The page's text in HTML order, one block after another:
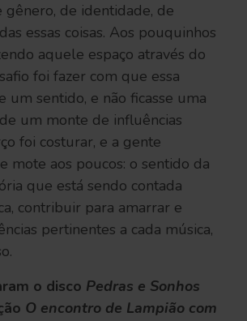
gênero, de identidade, de
essas coisas. Aos pouquinhos
aquele espaço através do
foi fazer com que essa
um sentido, e não ficasse uma
um monte de influências
foi costurar, e a gente
mote aos poucos: o sentido da
que está sendo contada
contribuir para amarrar e
pertinentes a cada música,
o disco Pedras e Sonhos
O encontro de Lampião com